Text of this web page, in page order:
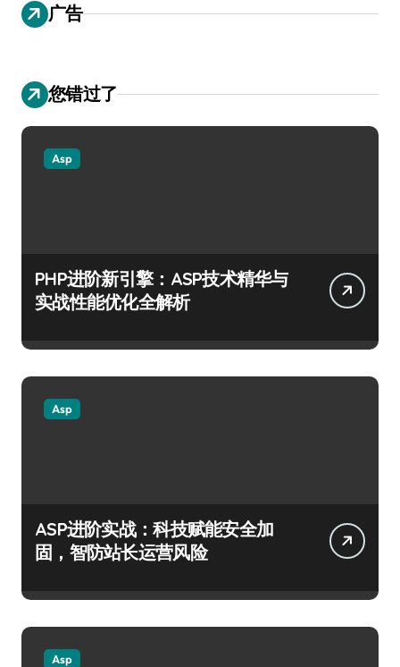
广告
您错过了
Asp
PHP进阶新引擎：ASP技术精华与
实战性能优化全解析
Asp
ASP进阶实战：科技赋能安全加
固，智防站长运营风险
Asp